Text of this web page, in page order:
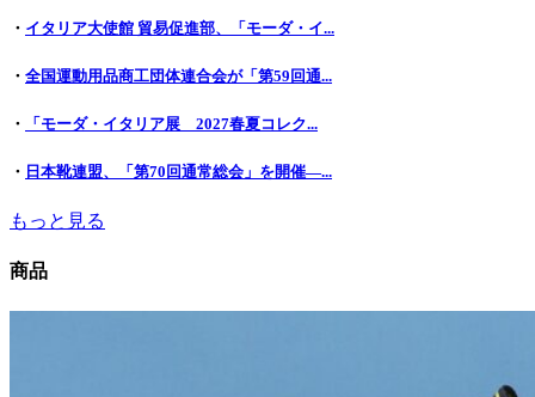
・ イタリア大使館 貿易促進部、「モーダ・イ...
・ 全国運動用品商工団体連合会が「第59回通...
・ 「モーダ・イタリア展 2027春夏コレク...
・ 日本靴連盟、「第70回通常総会」を開催―...
もっと見る
商品